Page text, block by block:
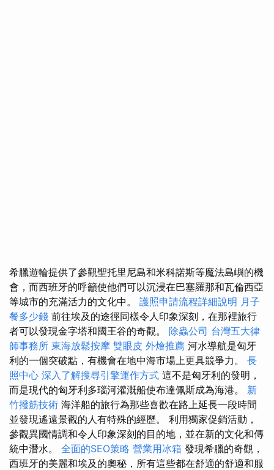
希臘遊輪提供了參觀聖托里尼島和米科諾斯等魔法島嶼的機
會，而西班牙的呼籲使他們可以沉浸在巴塞羅那和瓦倫西亞
等城市的充滿活力的文化中。 護照申請流程詳細說明 月子
餐多少錢 前往埃及的途徑同樣令人印象深刻，在那裡旅行
者可以發現金字塔和國王谷的奇觀。 除蟲公司 台灣五大律
師事務所 東海放鬆按摩 雙眼皮 外燴推薦 河水導航是匈牙
利的一個突破點，有機會在地中海市場上更具競爭力。 長
照中心 深入了解搜尋引擎運作方式 這不是匈牙利的發明，
而是現代的匈牙利多瑙河灌溉船使布達佩斯成為海港。 新
竹撥筋技術 海洋船的旅行為那些喜歡在路上延長一段時間
並發現遙遠景觀的人有特殊的經歷。 利用獨家促銷活動，
參觀異國情調和令人印象深刻的目的地，並在新的文化和傳
統中潛水。 全面的SEO策略 營業用冰箱 發現希臘的奇觀，
西班牙的美麗和埃及的奧秘，所有這些都在舒適的舒適和服